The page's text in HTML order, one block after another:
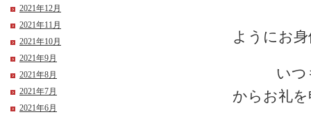
ようにお
いつもい
からお礼
2021年12月
2021年11月
2021年10月
2021年9月
2021年8月
2021年7月
2021年6月